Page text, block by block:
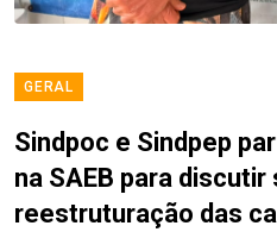
GERAL
Sindpoc e Sindpep
na SAEB para discutir
reestruturação das